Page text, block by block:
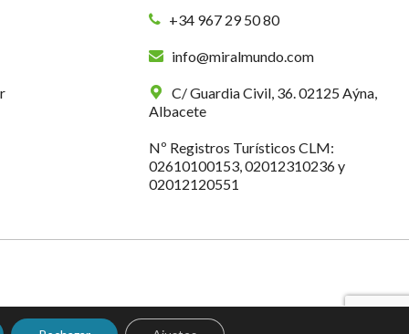
+34 967 29 50 80
info@miralmundo.com
C/ Guardia Civil, 36. 02125 Aýna,
Albacete
Nº Registros Turísticos CLM:
02610100153, 02012310236 y
02012120551